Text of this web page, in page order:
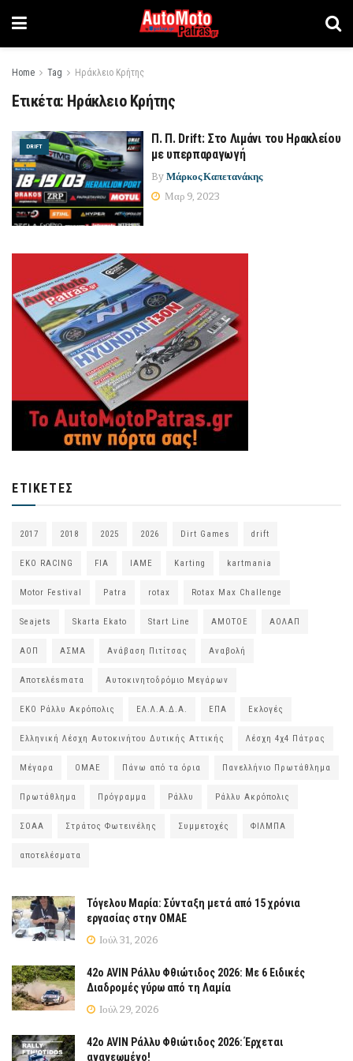
Home Tag Ηράκλειο Κρήτης
Ετικέτα: Ηράκλειο Κρήτης
DRIFT
Π. Π. Drift: Στο Λιμάνι του Ηρακλείου
με υπερπαραγωγή
By Μάρκος Καπετανάκης
Μαρ 9, 2023
ΕΤΙΚΈΤΕΣ
2017 2018 2025 2026 Dirt Games drift
EKO RACING FIA IAME Karting kartmania
Motor Festival Patra rotax Rotax Max Challenge
Seajets Skarta Ekato Start Line ΑΜΟΤΟΕ ΑΟΛΑΠ
ΑΟΠ ΑΣΜΑ Ανάβαση Πιτίτσας Αναβολή
Αποτελέsmατα Αυτοκινητοδρόμιο Μεγάρων
ΕΚΟ Ράλλυ Ακρόπολις ΕΛ.Λ.Α.Δ.Α. ΕΠΑ Εκλογές
Ελληνική Λέσχη Αυτοκινήτου Δυτικής Αττικής Λέσχη 4χ4 Πάτρας
Μέγαρα ΟΜΑΕ Πάνω από τα όρια Πανελλήνιο Πρωτάθλημα
Πρωτάθλημα Πρόγραμμα Ράλλυ Ράλλυ Ακρόπολις
ΣΟΑΑ Στράτος Φωτεινέλης Συμμετοχές ΦΙΛΜΠΑ
αποτελέσματα
Τόγελου Μαρία: Σύνταξη μετά από 15 χρόνια
εργασίας στην ΟΜΑΕ
Ιούλ 31, 2026
42ο AVIN Ράλλυ Φθιώτιδος 2026: Με 6 Ειδικές
Διαδρομές γύρω από τη Λαμία
Ιούλ 29, 2026
42ο AVIN Ράλλυ Φθιώτιδος 2026: Έρχεται
ανανεωμένο!